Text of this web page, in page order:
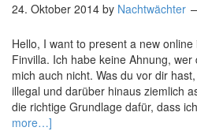
24. Oktober 2014 by Nachtwächter
Hello, I want to present a new
Finvilla. Ich habe keine Ahnung,
mich auch nicht. Was du vor dir
illegal und darüber hinaus ziemlich
die richtige Grundlage dafür, dass
more…]